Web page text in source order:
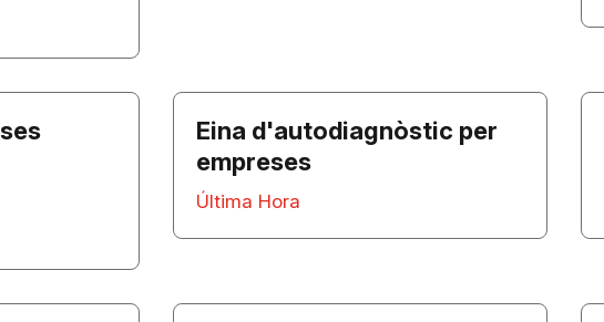
Eina d'autodiagnòstic per
empreses
Última Hora